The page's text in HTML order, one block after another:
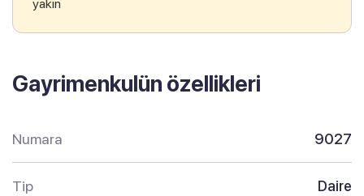
yakın
Gayrimenkulün özellikleri
Numara 9027
Tip Daire